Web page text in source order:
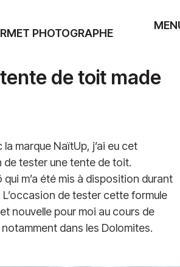
PHOTOGRAPHE
de toit made
marque NaïtUp, j’ai eu cet
de tester une tente de toit.
qui m’a été mis à disposition durant
L’occasion de tester cette formule
nouvelle pour moi au cours de
dans les Dolomites.